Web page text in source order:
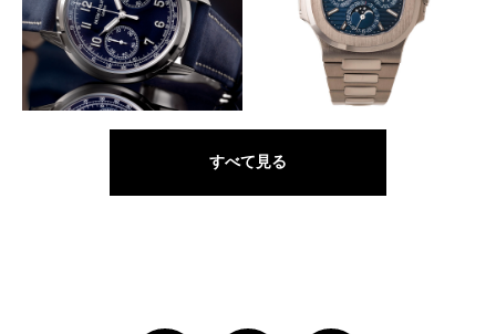
ネイビーで醸し出す気品あるレトロ
PATEK PHILIPPE
クロノグラフ Ref.5172
メゾン最薄永久カレンダー
PATEK PHILIPPE
ノーチラス 永久カレンダー
Ref.5740/1
すべて見る